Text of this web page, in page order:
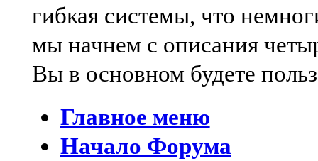
гибкая системы, что
мы начнем с описания
Вы в основном будете
Главное меню
Начало Форума